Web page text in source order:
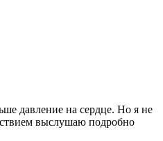
давление на сердце. Но я не
выслушаю подробно